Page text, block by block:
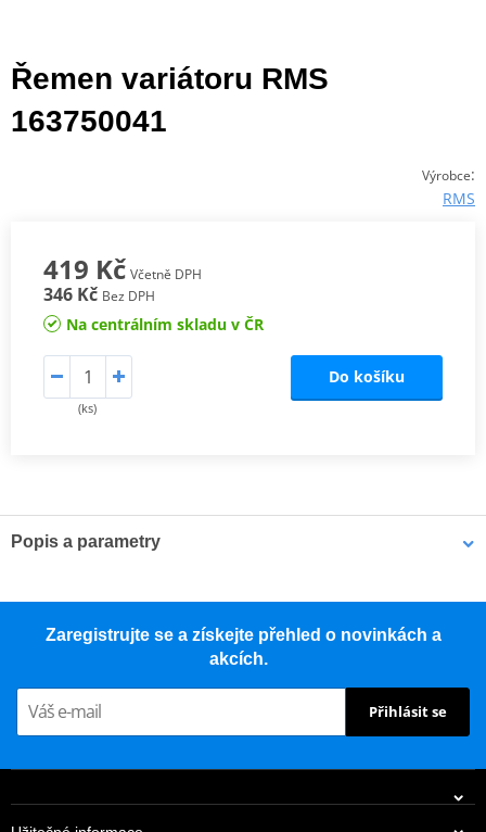
Řemen variátoru RMS
163750041
Výrobce:
RMS
419 Kč Včetně DPH
346 Kč Bez DPH
Na centrálním skladu v ČR
(ks)
Do košíku
Popis a parametry
originálním náhradním dílem při vynikajícím poměru ceny a
kvality.
Výška: 8 mm
Tloušťka: 17,5 mm
Zaregistrujte se a získejte přehled o novinkách a
akcích.
Přihlásit se